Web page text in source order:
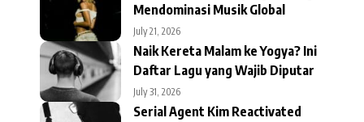
Mendominasi Musik Global
July 21, 2026
Naik Kereta Malam ke Yogya? Ini
Daftar Lagu yang Wajib Diputar
July 31, 2026
Serial Agent Kim Reactivated